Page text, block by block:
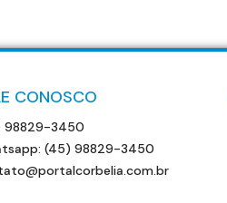
CONOSCO
98829-3450
(45) 98829-3450